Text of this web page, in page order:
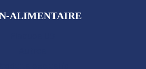
ALIMENTAIRE